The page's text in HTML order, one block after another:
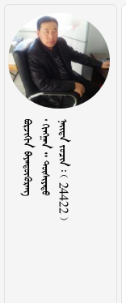
        24422 